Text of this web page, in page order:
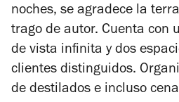
noches, se agradece la
trago de autor. Cuenta con
de vista infinita y dos
clientes distinguidos.
de destilados e incluso